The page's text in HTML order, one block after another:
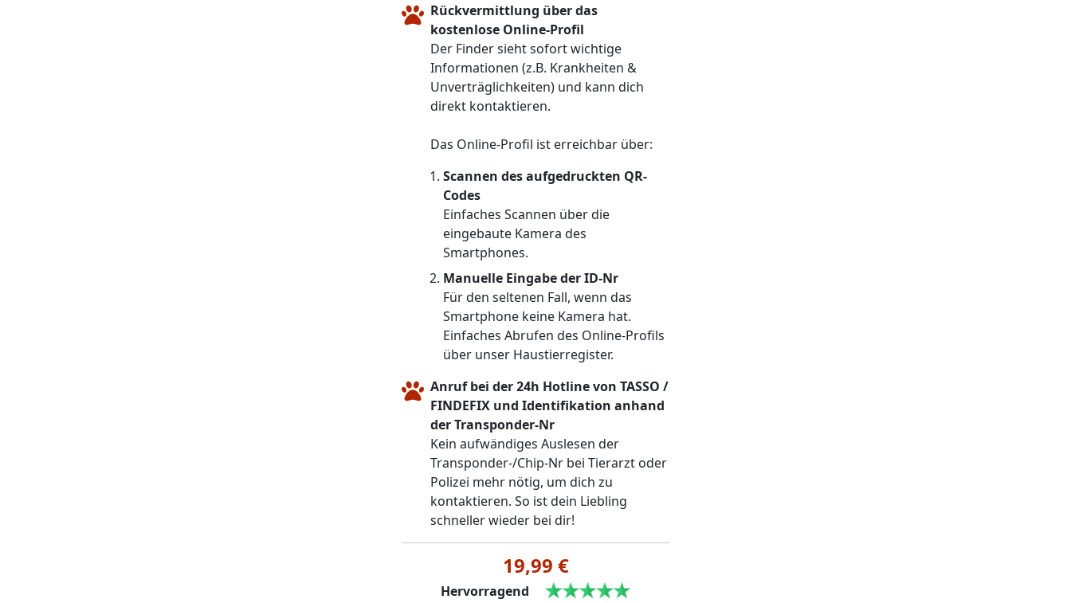
Rückvermittlung über das
kostenlose Online-Profil
Der Finder sieht sofort wichtige
Informationen (z.B. Krankheiten &
Unverträglichkeiten) und kann dich
direkt kontaktieren.
Das Online-Profil ist erreichbar über:
Scannen des aufgedruckten QR-
Codes
Einfaches Scannen über die
eingebaute Kamera des
Smartphones.
Manuelle Eingabe der ID-Nr
Für den seltenen Fall, wenn das
Smartphone keine Kamera hat.
Einfaches Abrufen des Online-Profils
über unser Haustierregister.
Anruf bei der 24h Hotline von TASSO /
FINDEFIX und Identifikation anhand
der Transponder-Nr
Kein aufwändiges Auslesen der
Transponder-/Chip-Nr bei Tierarzt oder
Polizei mehr nötig, um dich zu
kontaktieren. So ist dein Liebling
schneller wieder bei dir!
19,99 €
Hervorragend